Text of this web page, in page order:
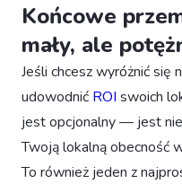
Końcowe
mały, ale
Jeśli chcesz wyróżnić się
udowodnić ROI swoich
jest opcjonalny — jest
Twoją lokalną obecność
To również jeden z